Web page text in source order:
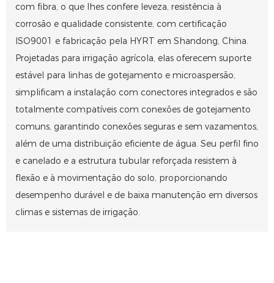
com fibra, o que lhes confere leveza, resistência à
corrosão e qualidade consistente, com certificação
ISO9001 e fabricação pela HYRT em Shandong, China.
Projetadas para irrigação agrícola, elas oferecem suporte
estável para linhas de gotejamento e microaspersão,
simplificam a instalação com conectores integrados e são
totalmente compatíveis com conexões de gotejamento
comuns, garantindo conexões seguras e sem vazamentos,
além de uma distribuição eficiente de água. Seu perfil fino
e canelado e a estrutura tubular reforçada resistem à
flexão e à movimentação do solo, proporcionando
desempenho durável e de baixa manutenção em diversos
climas e sistemas de irrigação.